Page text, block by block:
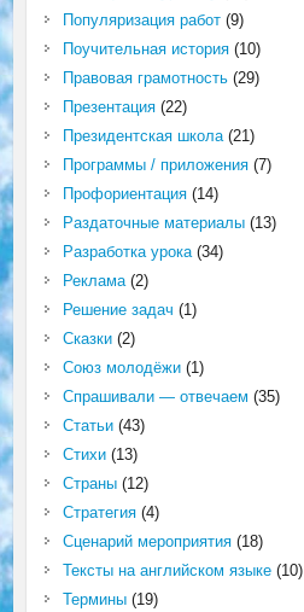
Популяризация работ(9)
Поучительная история(10)
Правовая грамотность(29)
Презентация(22)
Президентская школа(21)
Программы / приложения(7)
Профориентация(14)
Раздаточные материалы(13)
Разработка урока(34)
Реклама(2)
Решение задач (1)
Сказки(2)
Союз молодёжи(1)
Спрашивали — отвечаем (35)
Статьи(43)
Стихи(13)
Страны(12)
Стратегия(4)
Сценарий мероприятия(18)
Тексты на английском языке(10)
Термины(19)